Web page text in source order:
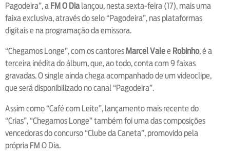
Pagodeira”, a FM O Dialançou, nesta sexta-feira (17), mais uma
faixa exclusiva, através do selo “Pagodeira”, nas plataformas
digitais e na programação da emissora.
“Chegamos Longe”, com os cantores Marcel Valee Robinho, é a
terceira inédita do álbum, que, ao todo, conta com 9 faixas
gravadas. O single ainda chega acompanhado de um videoclipe,
que será disponibilizado no canal “Pagodeira”.
Assim como “Café com Leite”, lançamento mais recente do
“Crias”, “Chegamos Longe” também foi uma das composições
vencedoras do concurso “Clube da Caneta”, promovido pela
própria FM O Dia.